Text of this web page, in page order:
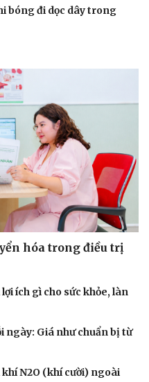
Giải trí
Nghệ sĩ
Thời trang
Sao Việt
bóng đi dọc dây trong
hóa trong điều trị
ích gì cho sức khỏe, làn
ngày: Giá như chuẩn bị từ
N2O (khí cười) ngoài